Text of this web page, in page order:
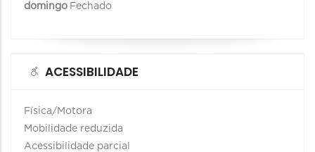
domingo Fechado
ACESSIBILIDADE
Física/Motora
Mobilidade reduzida
Acessibilidade parcial